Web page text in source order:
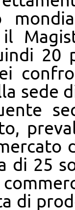
il
20
sede
di 25
di